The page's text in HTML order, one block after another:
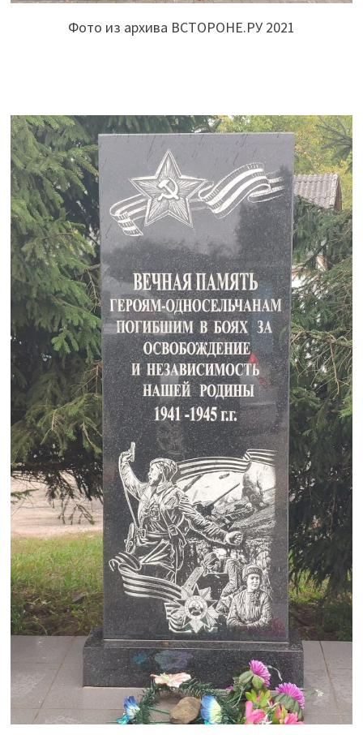
Фото из архива ВСТОРОНЕ.РУ 2021